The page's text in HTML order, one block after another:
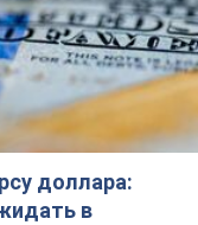
доллара:
в